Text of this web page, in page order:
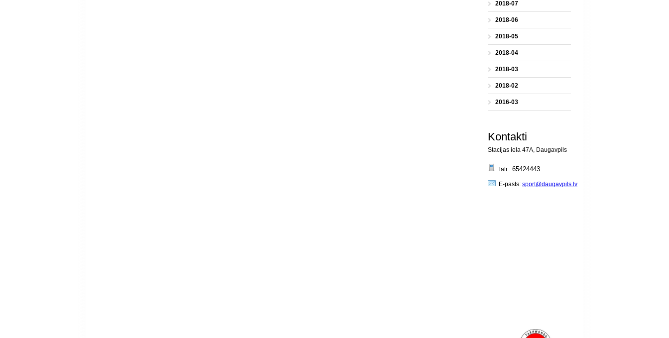
2018-07
2018-06
2018-05
2018-04
2018-03
2018-02
2016-03
Kontakti
Stacijas iela 47A, Daugavpils
Tālr.: 65424443
E-pasts: sport@daugavpils.lv